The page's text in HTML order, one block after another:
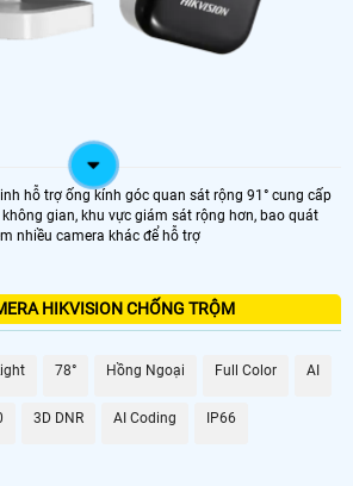
hỗ trợ ống kính góc quan sát rộng 91° cung cấp
gian, khu vực giám sát rộng hơn, bao quát
nhiều camera khác để hỗ trợ
HIKVISION CHỐNG TRỘM
78° Hồng Ngoại Full Color AI
3D DNR AI Coding IP66